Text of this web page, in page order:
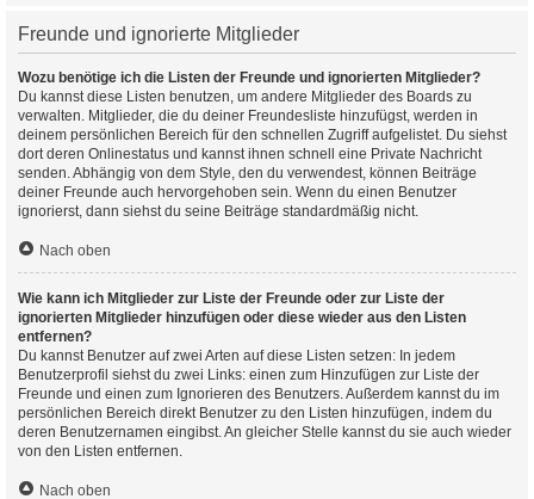
Freunde und ignorierte Mitglieder
Wozu benötige ich die Listen der Freunde und ignorierten Mitglieder?
Du kannst diese Listen benutzen, um andere Mitglieder des Boards zu
verwalten. Mitglieder, die du deiner Freundesliste hinzufügst, werden in
deinem persönlichen Bereich für den schnellen Zugriff aufgelistet. Du siehst
dort deren Onlinestatus und kannst ihnen schnell eine Private Nachricht
senden. Abhängig von dem Style, den du verwendest, können Beiträge
deiner Freunde auch hervorgehoben sein. Wenn du einen Benutzer
ignorierst, dann siehst du seine Beiträge standardmäßig nicht.
Nach oben
Wie kann ich Mitglieder zur Liste der Freunde oder zur Liste der
ignorierten Mitglieder hinzufügen oder diese wieder aus den Listen
entfernen?
Du kannst Benutzer auf zwei Arten auf diese Listen setzen: In jedem
Benutzerprofil siehst du zwei Links: einen zum Hinzufügen zur Liste der
Freunde und einen zum Ignorieren des Benutzers. Außerdem kannst du im
persönlichen Bereich direkt Benutzer zu den Listen hinzufügen, indem du
deren Benutzernamen eingibst. An gleicher Stelle kannst du sie auch wieder
von den Listen entfernen.
Nach oben